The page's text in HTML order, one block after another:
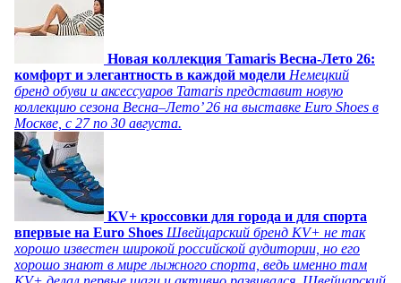
Новая коллекция Tamaris Весна-Лето 26:
комфорт и элегантность в каждой модели Немецкий
бренд обуви и аксессуаров Tamaris представит новую
коллекцию сезона Весна–Лето’ 26 на выставке Euro Shoes в
Москве, с 27 по 30 августа.
KV+ кроссовки для города и для спорта
впервые на Euro Shoes Швейцарский бренд KV+ не так
хорошо известен широкой российской аудитории, но его
хорошо знают в мире лыжного спорта, ведь именно там